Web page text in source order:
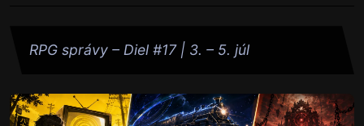
RPG správy – Diel #17 | 3. – 5. júl